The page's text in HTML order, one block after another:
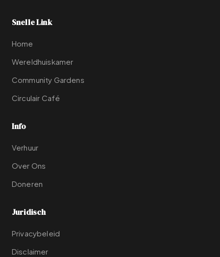
Snelle Link
Home
Wereldhuiskamer
Community Gardens
Circulair Café
Info
Verhuur
Over Ons
Doneren
Juridisch
Privacybeleid
Disclaimer